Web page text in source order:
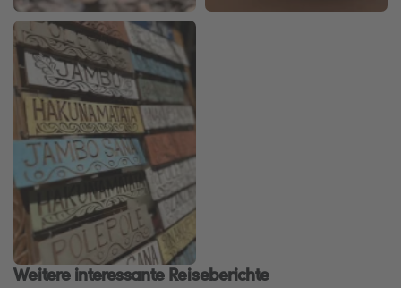
Weitere interessante Reiseberichte